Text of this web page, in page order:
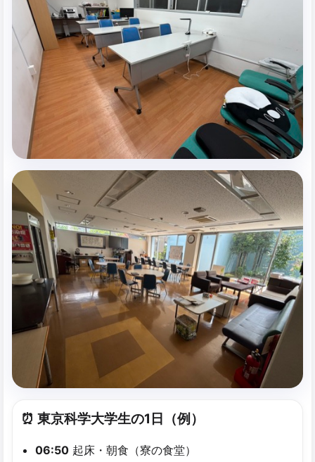
⏰ 東京科学大学生の​1日​（例）
06:50 起床・朝食（寮の食堂）